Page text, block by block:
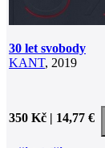
30 let svobody
KANT, 2019
350 Kč | 14,77 €